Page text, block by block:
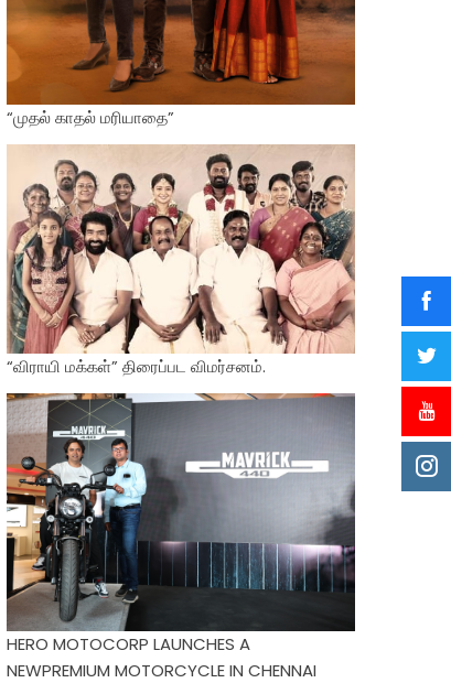
“முதல் காதல் மரியாதை”
“விராயி மக்கள்” திரைப்பட விமர்சனம்.
HERO MOTOCORP LAUNCHES A
NEWPREMIUM MOTORCYCLE IN CHENNAI